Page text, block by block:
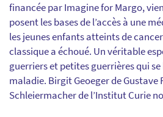
financée par Imagine for Margo,
posent les bases de l’accès à une mé
les jeunes enfantsatteints de
classiquea échoué. Un véritable
guerriers et petites guerrières qui
maladie. Birgit Geoeger de Gustave
Schleiermacher de l’Institut Curie